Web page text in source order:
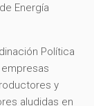
Energía
Política
empresas
y
aludidas en